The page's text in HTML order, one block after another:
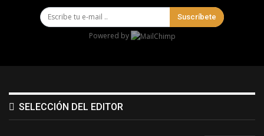
Suscríbete
Powered by
SELECCIÓN DEL EDITOR